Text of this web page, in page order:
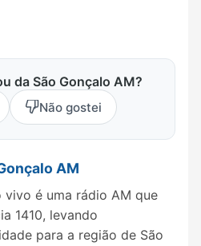
da São Gonçalo AM?
Não gostei
AM
vivo é uma rádio AM que
1410, levando
para a região de São